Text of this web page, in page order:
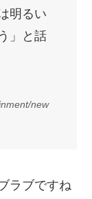
明るい
」と話
new
ラブですね